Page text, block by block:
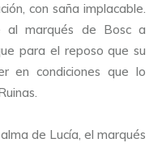
con saña implacable.
al marqués de Bosc a
para el reposo que su
en condiciones que lo
de Lucía, el marqués